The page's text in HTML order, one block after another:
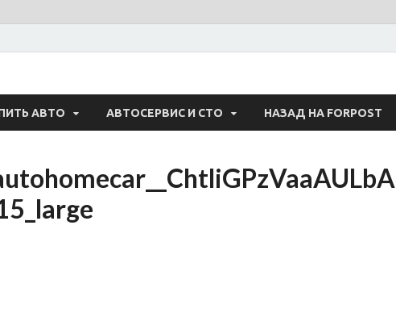
— Авто
АВТО АВТОСЕРВИС И СТО НАЗАД НА FORPOST